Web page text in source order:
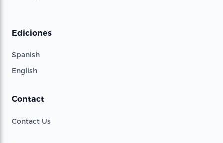
Ediciones
Spanish
English
Contact
Contact Us